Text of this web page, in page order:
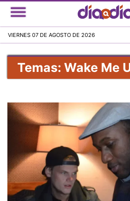
Pasar
al
VIERNES 07 DE AGOSTO DE 2026
Temas: Wake Me